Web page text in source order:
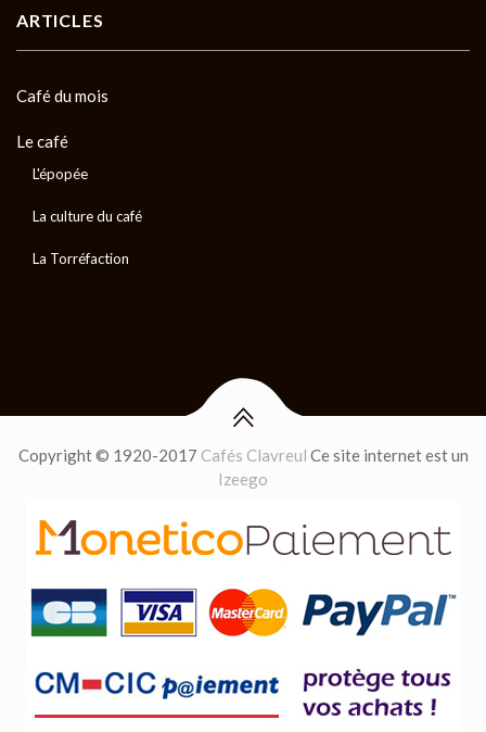
ARTICLES
Café du mois
Le café
L'épopée
La culture du café
La Torréfaction
Copyright © 1920-2017 Cafés Clavreul Ce site internet est un
Izeego